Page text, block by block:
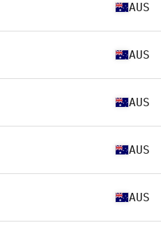
AUS
AUS
AUS
AUS
AUS